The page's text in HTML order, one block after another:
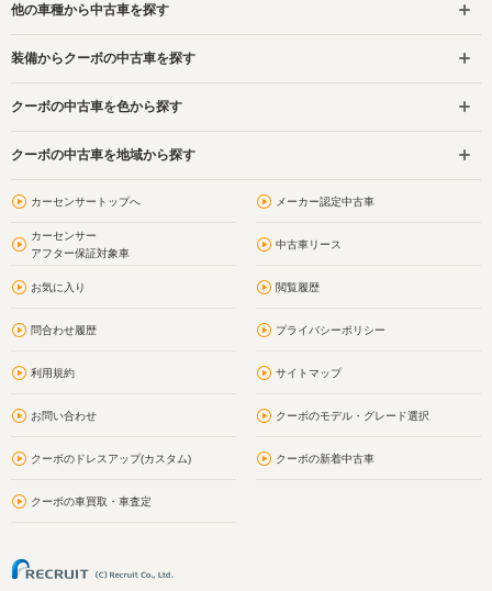
他の車種から中古車を探す
装備からクーボの中古車を探す
クーボの中古車を色から探す
クーボの中古車を地域から探す
カーセンサートップへ メーカー認定中古車
カーセンサー
アフター保証対象車
中古車リース
お気に入り 閲覧履歴
問合わせ履歴 プライバシーポリシー
利用規約 サイトマップ
お問い合わせ クーボのモデル・グレード選択
クーボのドレスアップ(カスタム) クーボの新着中古車
クーボの車買取・車査定